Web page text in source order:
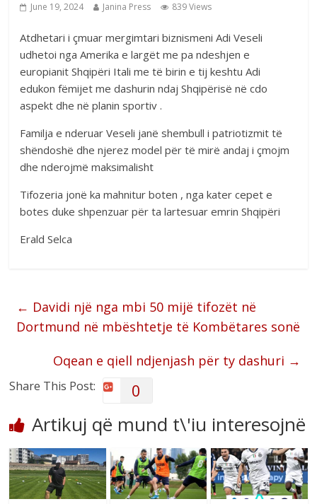
June 19, 2024 Janina Press 839 Views
Atdhetari i çmuar mergimtari biznismeni Adi Veseli
udhetoi nga Amerika e largët me pa ndeshjen e
europianit Shqipëri Itali me të birin e tij keshtu Adi
edukon fëmijet me dashurin ndaj Shqipërisë në cdo
aspekt dhe në planin sportiv .
Familja e nderuar Veseli janë shembull i patriotizmit të
shëndoshë dhe njerez model për të mirë andaj i çmojm
dhe nderojmë maksimalisht
Tifozeria jonë ka mahnitur boten , nga kater cepet e
botes duke shpenzuar për ta lartesuar emrin Shqipëri
Erald Selca
← Davidi një nga mbi 50 mijë tifozët në
Dortmund në mbështetje të Kombëtares sonë
Oqean e qiell ndjenjash për ty dashuri →
Share This Post: 0
Artikuj që mund t\'iu interesojnë